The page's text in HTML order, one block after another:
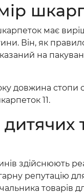
має
Він, як
на
довжина стопи
11.
здійснюють
репутацію
товарів